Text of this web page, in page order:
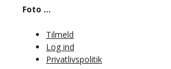
Foto …
Tilmeld
Log ind
Privatlivspolitik